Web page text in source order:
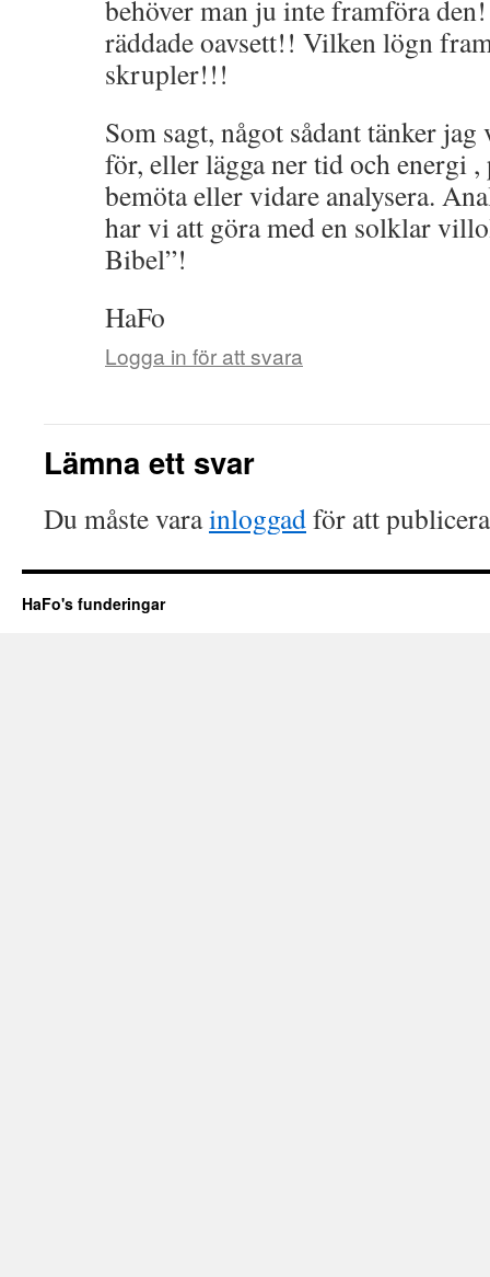
behöver man ju inte framföra
räddade oavsett!! Vilken lögn
skrupler!!!
Som sagt, något sådant tänker
för, eller lägga ner tid och energi ,
bemöta eller vidare analysera.
har vi att göra med en solklar
Bibel”!
HaFo
Logga in för att svara
Lämna ett svar
Du måste varainloggadför att
HaFo's funderingar